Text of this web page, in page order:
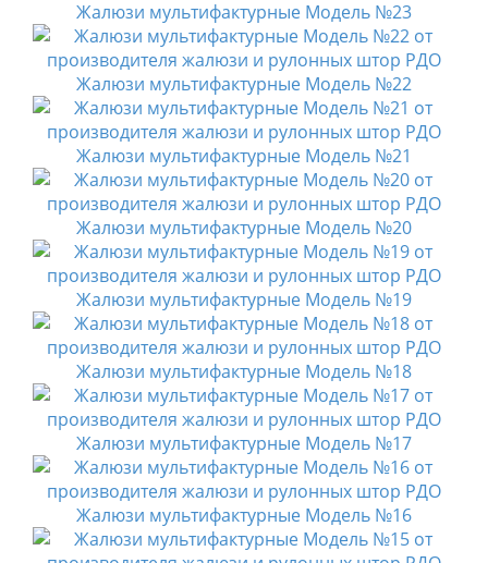
Жалюзи мультифактурные Модель №23
Жалюзи мультифактурные Модель №22
Жалюзи мультифактурные Модель №21
Жалюзи мультифактурные Модель №20
Жалюзи мультифактурные Модель №19
Жалюзи мультифактурные Модель №18
Жалюзи мультифактурные Модель №17
Жалюзи мультифактурные Модель №16